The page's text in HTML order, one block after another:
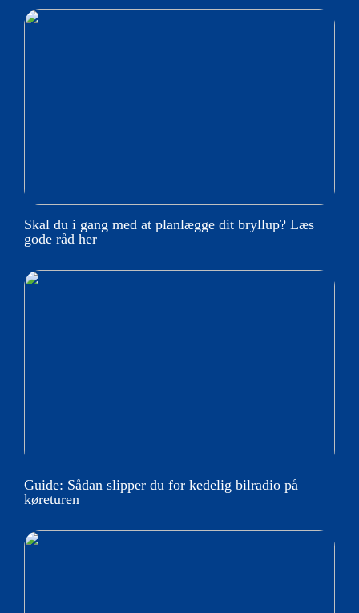
Skal du i gang med at planlægge dit bryllup? Læs
gode råd her
Guide: Sådan slipper du for kedelig bilradio på
køreturen